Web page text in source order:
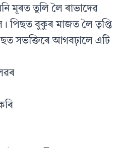
মূৰত তুলি লৈ ৰাভাদেৱ
পিছত বুকুৰ মাজত লৈ তৃপ্তি
সভক্তিৰে আগবঢ়ালে এটি